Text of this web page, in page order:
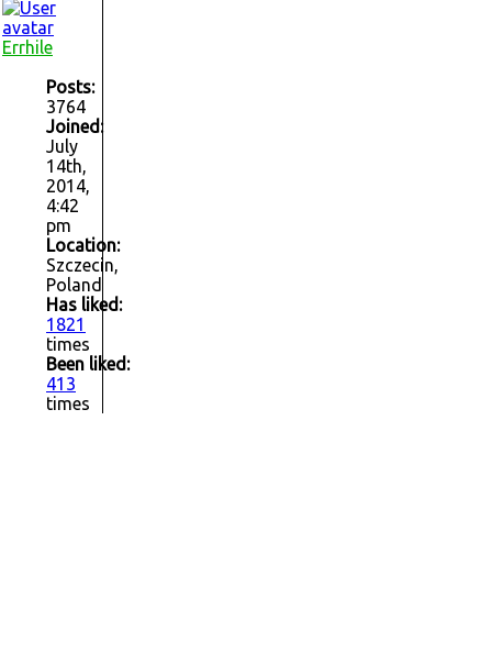
Errhile
Posts:
3764
Joined:
July
14th,
2014,
4:42
pm
Location:
Szczecin,
Poland
Has liked:
1821
times
Been liked:
413
times